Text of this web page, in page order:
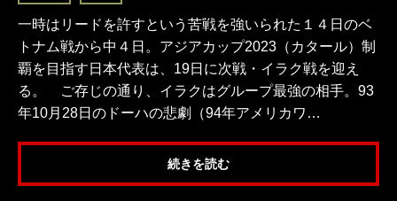
一時はリードを許すという苦戦を強いられた１４日のベ
トナム戦から中４日。アジアカップ2023（カタール）制
覇を目指す日本代表は、19日に次戦・イラク戦を迎え
る。 ご存じの通り、イラクはグループ最強の相手。93
年10月28日のドーハの悲劇（94年アメリカワ…
続きを読む